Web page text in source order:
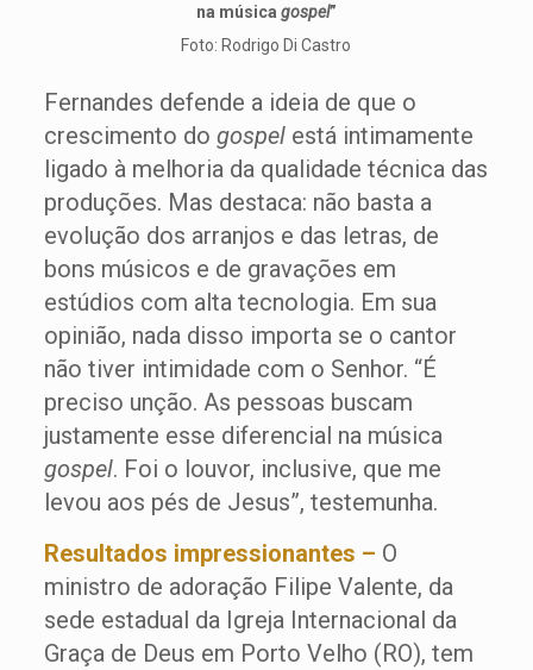
na música gospel”
Foto: Rodrigo Di Castro
Fernandes defende a ideia de que o
crescimento do gospelestá intimamente
ligado à melhoria da qualidade técnica das
produções. Mas destaca: não basta a
evolução dos arranjos e das letras, de
bons músicos e de gravações em
estúdios com alta tecnologia. Em sua
opinião, nada disso importa se o cantor
não tiver intimidade com o Senhor. “É
preciso unção. As pessoas buscam
justamente esse diferencial na música
gospel. Foi o louvor, inclusive, que me
levou aos pés de Jesus”, testemunha.
Resultados impressionantes – O
ministro de adoração Filipe Valente, da
sede estadual da Igreja Internacional da
Graça de Deus em Porto Velho (RO), tem